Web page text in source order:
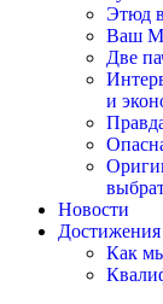
Этюд
Ваш
Две
и
Новости
Достижения
Как